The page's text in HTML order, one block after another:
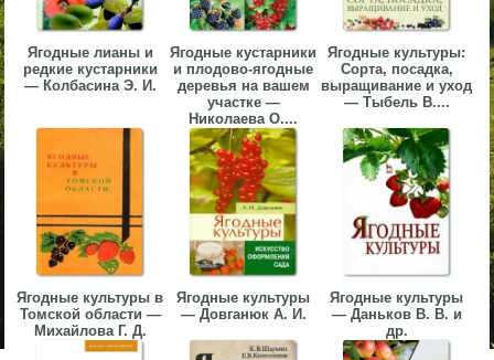
Ягодные лианы и
редкие кустарники
— Колбасина Э. И.
Ягодные кустарники
и плодово-ягодные
деревья на вашем
участке —
Николаева О....
Ягодные культуры:
Сорта, посадка,
выращивание и уход
— Тыбель В....
Ягодные культуры в
Томской области —
Михайлова Г. Д.
Ягодные культуры
— Довганюк А. И.
Ягодные культуры
— Даньков В. В. и
др.
▼